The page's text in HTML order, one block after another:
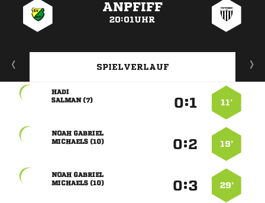
ANPFIFF
20:01UHR
SPIELVERLAUF
11’
:

 
19’
:
 
 
29’
:
 
 